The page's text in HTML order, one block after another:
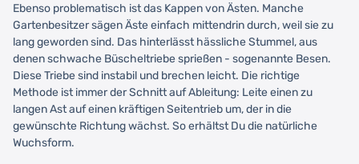
Ebenso problematisch ist das Kappen von Ästen. Manche
Gartenbesitzer sägen Äste einfach mittendrin durch, weil sie zu
lang geworden sind. Das hinterlässt hässliche Stummel, aus
denen schwache Büscheltriebe sprießen - sogenannte Besen.
Diese Triebe sind instabil und brechen leicht. Die richtige
Methode ist immer der Schnitt auf Ableitung: Leite einen zu
langen Ast auf einen kräftigen Seitentrieb um, der in die
gewünschte Richtung wächst. So erhältst Du die natürliche
Wuchsform.